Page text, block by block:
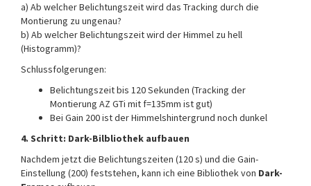
a) Ab welcher Belichtungszeit wird das Tracking durch die
Montierung zu ungenau?
b) Ab welcher Belichtungszeit wird der Himmel zu hell
(Histogramm)?
Schlussfolgerungen:
Belichtungszeit bis 120 Sekunden (Tracking der
Montierung AZ GTi mit f=135mm ist gut)
Bei Gain 200 ist der Himmelshintergrund noch dunkel
4. Schritt: Dark-Bilbliothek aufbauen
Nachdem jetzt die Belichtungszeiten (120 s) und die Gain-
Einstellung (200) feststehen, kann ich eine Bibliothek von Dark-